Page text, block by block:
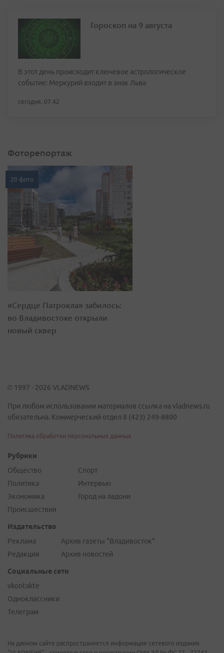
Гороскоп на 9 августа
В этот день происходит ключевое астрологическое
событие: Меркурий входит в знак Льва
сегодня, 07:42
Фоторепортаж
20 фото
«Сердце Патрокла» забилось:
во Владивостоке открыли
новый сквер
© 1997 - 2026 VLADNEWS
При любом использовании материалов ссылка на vladnews.ru
обязательна. Коммерческий отдел 8 (423) 249-8800
Политика обработки персональных данных
Рубрики
Общество
Политика
Экономика
Происшествия
Спорт
Интервью
Город на ладони
Издательство
Реклама
Редакция
Архив газеты "Владивосток"
Архив новостей
Социальные сети
vkontakte
Одноклассники
Телеграм
На данном сайте распространяется информация сетевого издания